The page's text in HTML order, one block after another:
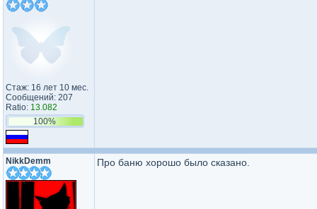
Стаж: 16 лет 10 мес.
Сообщений: 207
Ratio: 13.082
100%
NikkDemm Про баню хорошо было сказано.